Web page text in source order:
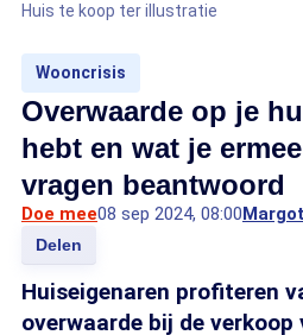
Huis te koop ter illustratie
Wooncrisis
Overwaarde op je
hebt en wat je
vragen beantwoord
Doe mee08 sep 2024, 08:00
Delen
Huiseigenaren profiteren
overwaarde bij de verkoop